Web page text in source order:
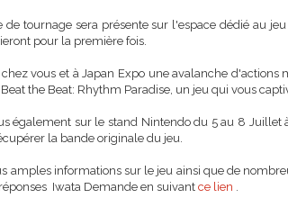
de tournage sera présente sur l'espace dédié au
pour la première fois.
vous et à Japan Expo une avalanche
the Beat: Rhythm Paradise, un jeu qui vous
également sur le stand Nintendo du 5 au 8
la bande originale du jeu.
amples informations sur le jeu ainsi que de
Iwata Demande en suivant ce lien .